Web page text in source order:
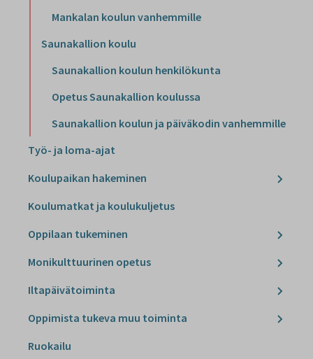
Mankalan koulun vanhemmille
Saunakallion koulu
Saunakallion koulun henkilökunta
Opetus Saunakallion koulussa
Saunakallion koulun ja päiväkodin vanhemmille
Työ- ja loma-ajat
Koulupaikan hakeminen
Koulumatkat ja koulukuljetus
Oppilaan tukeminen
Monikulttuurinen opetus
Iltapäivätoiminta
Oppimista tukeva muu toiminta
Ruokailu